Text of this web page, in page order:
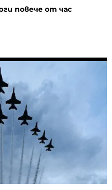
повече от час